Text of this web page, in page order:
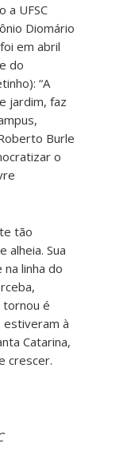
a UFSC
Diomário
em abril
do
“A
jardim, faz
Burle
o
tão
alheia. Sua
linha do
tornou é
à
Catarina,
crescer.